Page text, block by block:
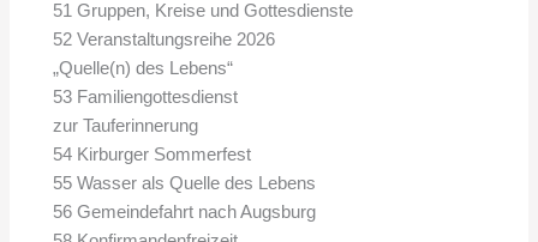
51 Gruppen, Kreise und Gottesdienste
52 Veranstaltungsreihe 2026
„Quelle(n) des Lebens“
53 Familiengottesdienst
zur Tauferinnerung
54 Kirburger Sommerfest
55 Wasser als Quelle des Lebens
56 Gemeindefahrt nach Augsburg